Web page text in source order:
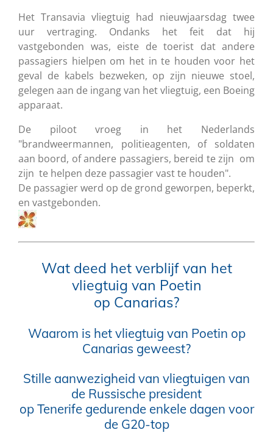
Het Transavia vliegtuig had nieuwjaarsdag twee
uur vertraging. Ondanks het feit dat hij
vastgebonden was, eiste de toerist dat andere
passagiers hielpen om het in te houden voor het
geval de kabels bezweken, op zijn nieuwe stoel,
gelegen aan de ingang van het vliegtuig, een Boeing
apparaat.
De piloot vroeg in het Nederlands
"brandweermannen, politieagenten, of soldaten
aan boord, of andere passagiers, bereid te zijn om
zijn te helpen deze passagier vast te houden".
De passagier werd op de grond geworpen, beperkt,
en vastgebonden.
Wat deed het verblijf van het
vliegtuig van Poetin
op Canarias?
Waarom is het vliegtuig van Poetin op
Canarias geweest?
Stille aanwezigheid van vliegtuigen van
de Russische president
op Tenerife gedurende enkele dagen voor
de G20-top